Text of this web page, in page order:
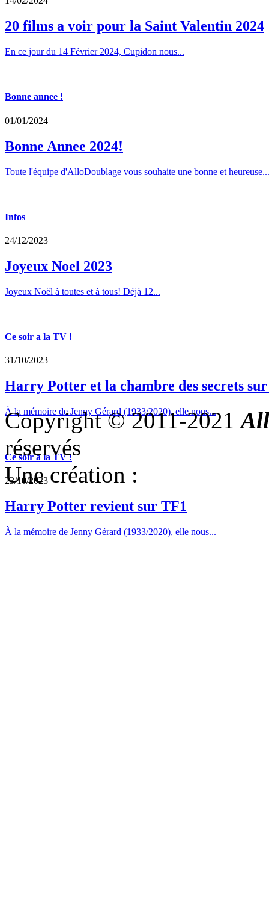
20 films a voir pour la Saint Valentin 2024
En ce jour du 14 Février 2024, Cupidon nous...
Bonne annee !
01/01/2024
Bonne Annee 2024!
Toute l'équipe d'AlloDoublage vous souhaite une bonne et heureuse...
Infos
24/12/2023
Joyeux Noel 2023
Joyeux Noël à toutes et à tous! Déjà 12...
Ce soir a la TV !
31/10/2023
Harry Potter et la chambre des secrets
À la mémoire de Jenny Gérard (1933/2020), elle nous...
Ce soir a la TV !
23/10/2023
Harry Potter revient sur TF1
À la mémoire de Jenny Gérard (1933/2020), elle nous...
Copyright © 2011-2021
réservés
Une création :